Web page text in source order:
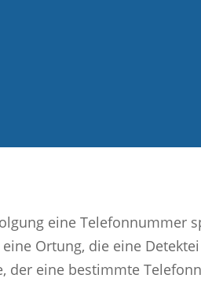
eine Telefonnummer
Ortung, die eine
der eine bestimmte